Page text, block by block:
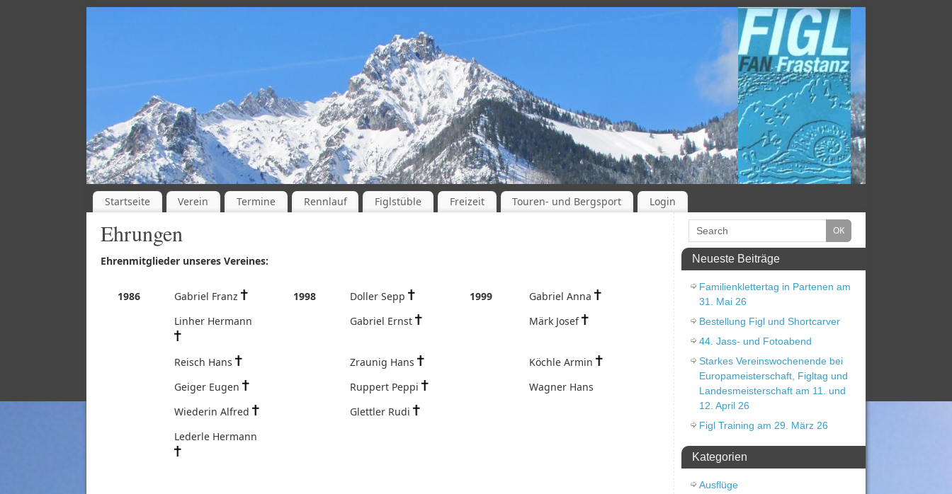
Startseite Verein Termine Rennlauf Figlstüble Freizeit Touren- und Bergsport Login
Ehrungen
Ehrenmitglieder unseres Vereines:
1986 Gabriel Franz 1998 Doller Sepp 1999
Gabriel Anna
Linher Hermann
Gabriel Ernst Märk Josef
Reisch Hans Zraunig Hans
Köchle Armin
Geiger Eugen
Ruppert Peppi
Wagner Hans
Wiederin Alfred
Glettler Rudi
Lederle Hermann
Neueste Beiträge
Familienklettertag in Partenen am
31. Mai 26
Bestellung Figl und Shortcarver
44. Jass- und Fotoabend
Starkes Vereinswochenende bei
Europameisterschaft, Figltag und
Landesmeisterschaft am 11. und
12. April 26
Figl Training am 29. März 26
Kategorien
Ausflüge